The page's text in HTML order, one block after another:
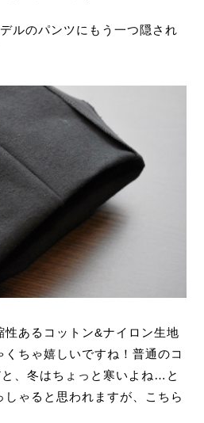
ルのパンツにもう一つ隠され
性あるコットン&ナイロン生地
ちゃ嬉しいですね！普通のコ
、冬はちょっと寒いよね…と
ゃると思われますが、こちら